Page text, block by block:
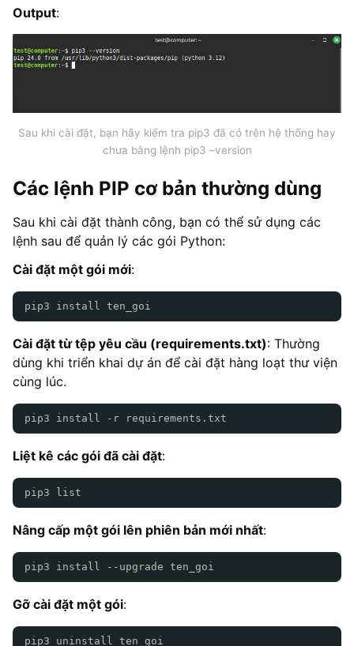
Output:
Sau khi cài đặt, bạn hãy kiểm tra pip3 đã có trên hệ thống hay
chưa bằng lệnh pip3 –version
Các lệnh PIP cơ bản thường dùng
Sau khi cài đặt thành công, bạn có thể sử dụng các
lệnh sau để quản lý các gói Python:
Cài đặt một gói mới:
pip3 install ten_goi
Cài đặt từ tệp yêu cầu (requirements.txt): Thường
dùng khi triển khai dự án để cài đặt hàng loạt thư viện
cùng lúc.
pip3 install -r requirements.txt
Liệt kê các gói đã cài đặt:
pip3 list
Nâng cấp một gói lên phiên bản mới nhất:
pip3 install --upgrade ten_goi
Gỡ cài đặt một gói:
pip3 uninstall ten_goi